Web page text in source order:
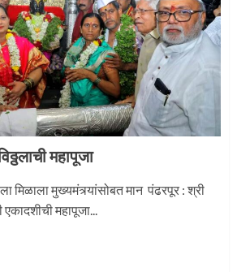
नगरच्या काळे दाम्पत्याला महापूजेचा मान
महापूजा
मिळाला मुख्यमंत्र्यांसोबत मान पंढरपूर : श्री
एकादशीची महापूजा...